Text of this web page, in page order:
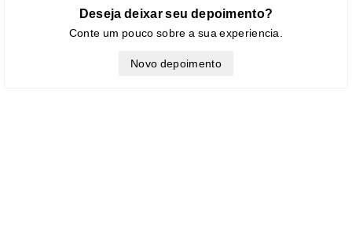
Deseja deixar seu depoimento?
Conte um pouco sobre a sua experiencia.
Novo depoimento